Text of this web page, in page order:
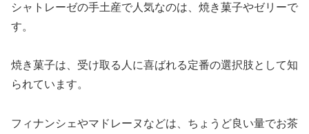
シャトレーゼの手土産で人気なのは、焼き菓子やゼリーで
す。
焼き菓子は、受け取る人に喜ばれる定番の選択肢として知
られています。
フィナンシェやマドレーヌなどは、ちょうど良い量でお茶